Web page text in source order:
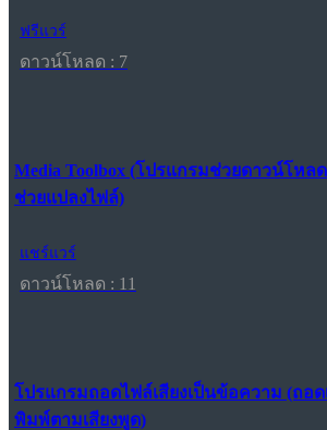
ฟรีแวร์
ดาวน์โหลด : 7
Media Toolbox (โปรแกรมช่วยดาวน์โหล
ช่วยแปลงไฟล์)
แชร์แวร์
ดาวน์โหลด : 11
โปรแกรมถอดไฟล์เสียงเป็นข้อความ (ถอ
พิมพ์ตามเสียงพูด)